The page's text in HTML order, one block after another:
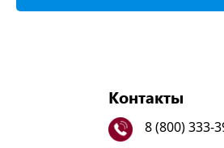
Контакты
8 (800) 333-